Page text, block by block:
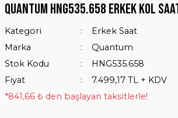
Quantum HNG535.658 erkek Kol
Kategori
Erkek Saat
Marka
Quantum
Stok Kodu
HNG535.658
Fiyat
7.499,17 TL + KDV
*841,66 ₺ den başlayan taksitlerle!